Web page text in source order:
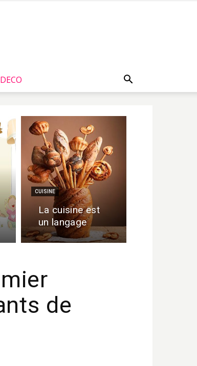
DECO
CUISINE
La cuisine est
un langage
de